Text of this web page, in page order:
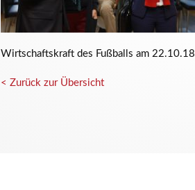
Wirtschaftskraft des Fußballs am 22.10.18
< Zurück zur Übersicht